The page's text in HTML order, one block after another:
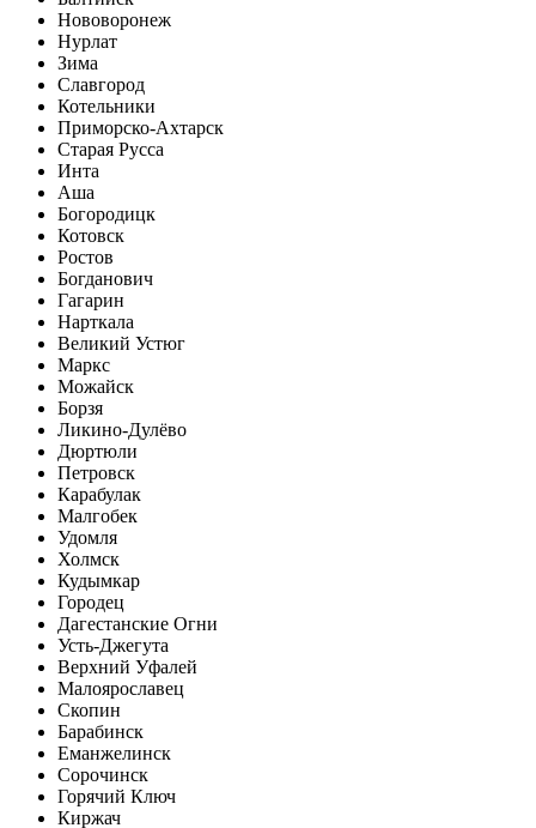
Нововоронеж
Нурлат
Зима
Славгород
Котельники
Приморско-Ахтарск
Старая Русса
Инта
Аша
Богородицк
Котовск
Ростов
Богданович
Гагарин
Нарткала
Великий Устюг
Маркс
Можайск
Борзя
Ликино-Дулёво
Дюртюли
Петровск
Карабулак
Малгобек
Удомля
Холмск
Кудымкар
Городец
Дагестанские Огни
Усть-Джегута
Верхний Уфалей
Малоярославец
Скопин
Барабинск
Еманжелинск
Сорочинск
Горячий Ключ
Киржач